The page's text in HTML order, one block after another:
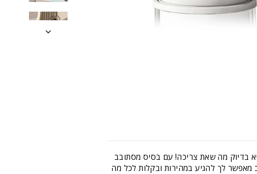
לארגון כלי האיפור שלך, ארגונית שולחנית מסתובבת 360 מעלות היא בדיוק מה שאת צריכה! עם בסיס מסתובב
מאפשר לך להגיע במהירות ובקלות לכל מה